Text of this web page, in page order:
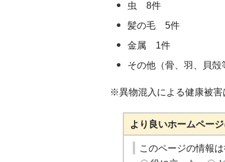
虫 8件
髪の毛 5件
金属 1件
その他（骨、羽、貝
※異物混入による健康被害
より良いホームペー
このページの情報